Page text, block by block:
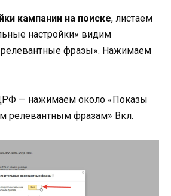
кампании на поиске, листаем
настройки» видим
фразы». Нажимаем
— нажимаем около «Показы
релевантным фразам» Вкл.